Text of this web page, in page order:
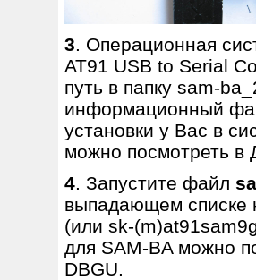
3. Операционная
AT91 USB to Serial
путь в папку sam-
информационный
установки у Вас в
можно посмотреть в
4. Запустите файл
выпадающем списке
(или sk-
для SAM-BA можно
DBGU.